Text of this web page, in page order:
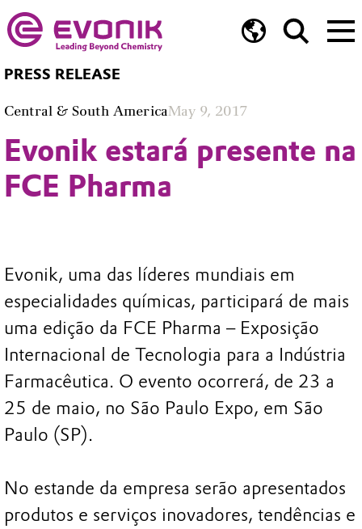
PRESS RELEASE
Central & South AmericaMay 9, 2017
Evonik estará presente na
FCE Pharma
Evonik, uma das líderes mundiais em
especialidades químicas, participará de mais
uma edição da FCE Pharma – Exposição
Internacional de Tecnologia para a Indústria
Farmacêutica. O evento ocorrerá, de 23 a
25 de maio, no São Paulo Expo, em São
Paulo (SP).
No estande da empresa serão apresentados
produtos e serviços inovadores, tendências e